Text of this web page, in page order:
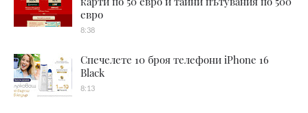
евро
8:38
Спечелете 10 броя телефони iPhone 16
Black
8:13